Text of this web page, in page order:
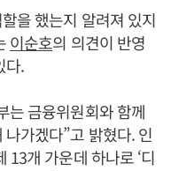
을 했는지 알려져 있지
이순호의 의견이 반영
다.
는 금융위원회와 함께
가겠다”고 밝혔다. 인
13개 가운데 하나로 ‘디